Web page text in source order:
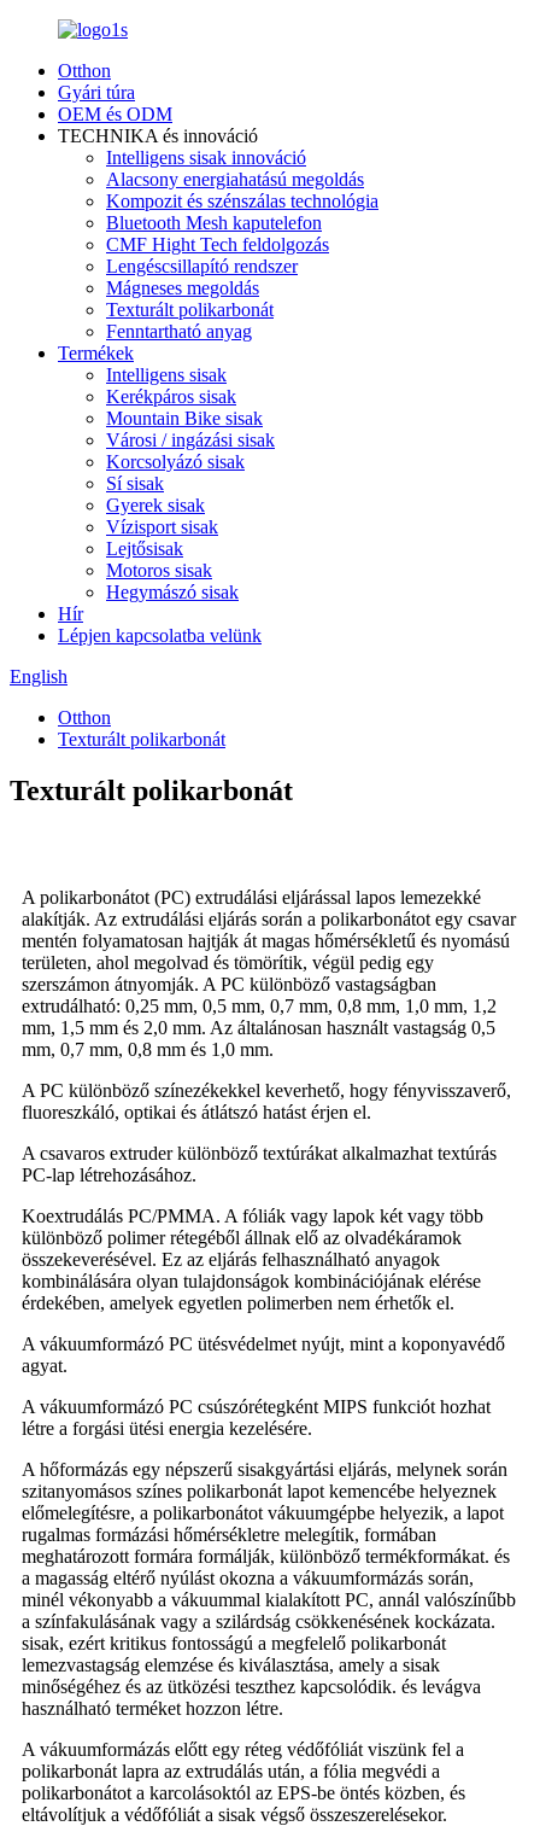
Otthon
Gyári túra
OEM és ODM
TECHNIKA és innováció
Intelligens sisak innováció
Alacsony energiahatású megoldás
Kompozit és szénszálas technológia
Bluetooth Mesh kaputelefon
CMF Hight Tech feldolgozás
Lengéscsillapító rendszer
Mágneses megoldás
Texturált polikarbonát
Fenntartható anyag
Termékek
Intelligens sisak
Kerékpáros sisak
Mountain Bike sisak
Városi / ingázási sisak
Korcsolyázó sisak
Sí sisak
Gyerek sisak
Vízisport sisak
Lejtősisak
Motoros sisak
Hegymászó sisak
Hír
Lépjen kapcsolatba velünk
English
Otthon
Texturált polikarbonát
Texturált polikarbonát
A polikarbonátot (PC) extrudálási eljárással lapos lemezekké
alakítják. Az extrudálási eljárás során a polikarbonátot egy csavar
mentén folyamatosan hajtják át magas hőmérsékletű és nyomású
területen, ahol megolvad és tömörítik, végül pedig egy
szerszámon átnyomják. A PC különböző vastagságban
extrudálható: 0,25 mm, 0,5 mm, 0,7 mm, 0,8 mm, 1,0 mm, 1,2
mm, 1,5 mm és 2,0 mm. Az általánosan használt vastagság 0,5
mm, 0,7 mm, 0,8 mm és 1,0 mm.
A PC különböző színezékekkel keverhető, hogy fényvisszaverő,
fluoreszkáló, optikai és átlátszó hatást érjen el.
A csavaros extruder különböző textúrákat alkalmazhat textúrás
PC-lap létrehozásához.
Koextrudálás PC/PMMA. A fóliák vagy lapok két vagy több
különböző polimer rétegéből állnak elő az olvadékáramok
összekeverésével. Ez az eljárás felhasználható anyagok
kombinálására olyan tulajdonságok kombinációjának elérése
érdekében, amelyek egyetlen polimerben nem érhetők el.
A vákuumformázó PC ütésvédelmet nyújt, mint a koponyavédő
agyat.
A vákuumformázó PC csúszórétegként MIPS funkciót hozhat
létre a forgási ütési energia kezelésére.
A hőformázás egy népszerű sisakgyártási eljárás, melynek során
szitanyomásos színes polikarbonát lapot kemencébe helyeznek
előmelegítésre, a polikarbonátot vákuumgépbe helyezik, a lapot
rugalmas formázási hőmérsékletre melegítik, formában
meghatározott formára formálják, különböző termékformákat. és
a magasság eltérő nyúlást okozna a vákuumformázás során,
minél vékonyabb a vákuummal kialakított PC, annál valószínűbb
a színfakulásának vagy a szilárdság csökkenésének kockázata.
sisak, ezért kritikus fontosságú a megfelelő polikarbonát
lemezvastagság elemzése és kiválasztása, amely a sisak
minőségéhez és az ütközési teszthez kapcsolódik. és levágva
használható terméket hozzon létre.
A vákuumformázás előtt egy réteg védőfóliát viszünk fel a
polikarbonát lapra az extrudálás után, a fólia megvédi a
polikarbonátot a karcolásoktól az EPS-be öntés közben, és
eltávolítjuk a védőfóliát a sisak végső összeszerelésekor.